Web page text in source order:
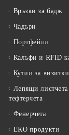
Връзки за бадж
Чадъри
Портфейли
Калъфи и RFID
Кутии за визитки
Лепящи
тефтeрчета
Фенерчета
ЕКО продукти